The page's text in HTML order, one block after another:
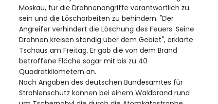
Moskau, für die Drohnenangriffe verantwortlich zu
sein und die Löscharbeiten zu behindern. "Der
Angreifer verhindert die Löschung des Feuers. Seine
Drohnen kreisen ständig über dem Gebiet", erklärte
Tschaus am Freitag. Er gab die von dem Brand
betroffene Fläche sogar mit bis zu 40
Quadratkilometern an.
Nach Angaben des deutschen Bundesamtes für
Strahlenschutz können bei einem Waldbrand rund